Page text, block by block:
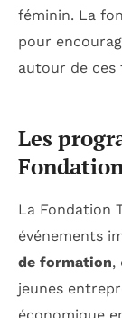
féminin. La
pour
autour de ces
Les
La Fondation
événements
de formation,
jeunes